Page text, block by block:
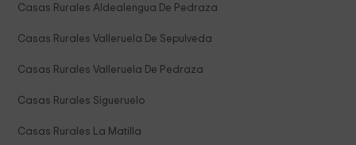
Casas Rurales Aldealengua De Pedraza
Casas Rurales Valleruela De Sepulveda
Casas Rurales Valleruela De Pedraza
Casas Rurales Sigueruelo
Casas Rurales La Matilla